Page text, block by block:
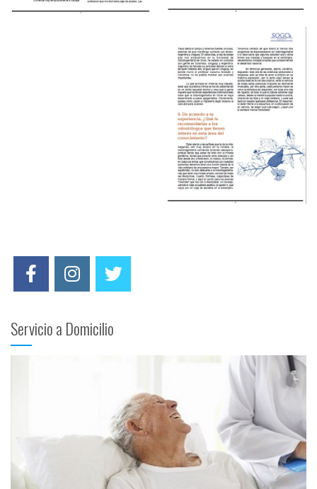
Servicio a Domicilio